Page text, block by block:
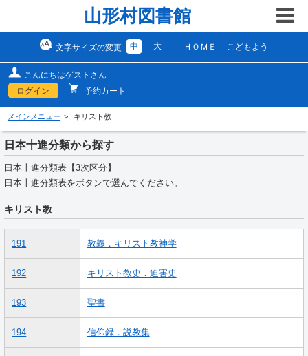
山形村図書館
文字サイズの変更 中 大 ＨＯＭＥ こどもよう
こんにちはゲストさん
ログイン
予約カート
メインメニュー キリスト教
日本十進分類から探す
日本十進分類表【3次区分】
日本十進分類表をボタンで選んでください。
キリスト教
191 教義．キリスト教神学
192 キリスト教史．迫害史
193 聖書
194 信仰録．説教集